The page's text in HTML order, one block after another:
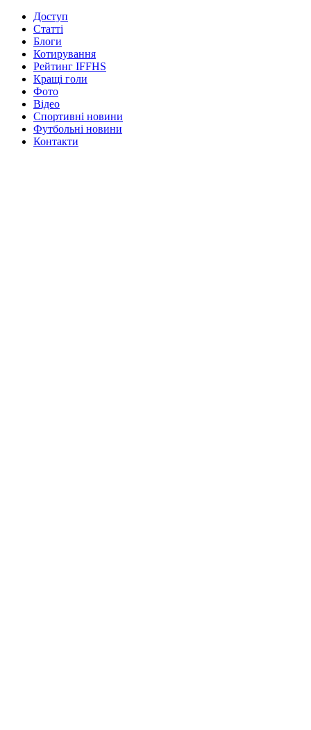
Доступ
Статті
Блоги
Котирування
Рейтинг IFFHS
Кращі голи
Фото
Відео
Спортивні новини
Футбольні новини
Контакти